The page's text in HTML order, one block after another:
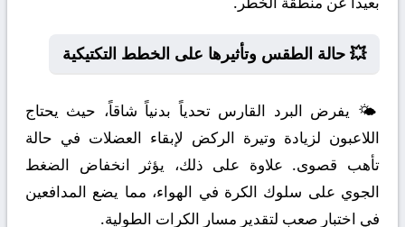
💥 حالة الطقس وتأثيرها على الخطط التكتيكية
🌤️ يفرض البرد القارس تحدياً بدنياً شاقاً، حيث يحتاج
اللاعبون لزيادة وتيرة الركض لإبقاء العضلات في حالة
تأهب قصوى. علاوة على ذلك، يؤثر انخفاض الضغط
الجوي على سلوك الكرة في الهواء، مما يضع المدافعين
في اختبار صعب لتقدير مسار الكرات الطولية.